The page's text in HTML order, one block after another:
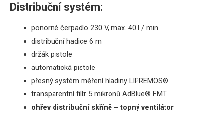
Distribuční systém:
ponorné čerpadlo 230 V, max. 40 l / min
distribuční hadice 6 m
držák pistole
automatická pistole
přesný systém měření hladiny LIPREMOS®
transparentní filtr 5 mikronů AdBlue® FMT
ohřev distribuční skříně – topný ventilátor